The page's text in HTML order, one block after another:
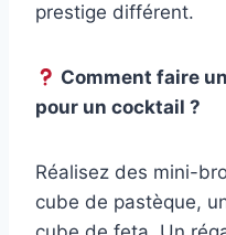
prestige différent.
Comment faire
pour un cocktail ?
Réalisez des mini-
cube de pastèque,